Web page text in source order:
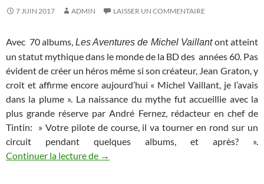
7 JUIN 2017 ADMIN LAISSER UN COMMENTAIRE
Avec 70 albums, Les Aventures de Michel Vaillantont atteint
un statut mythique dans le monde de la BD des années 60. Pas
évident de créer un héros même si son créateur, Jean Graton, y
croit et affirme encore aujourd’hui « Michel Vaillant, je l’avais
dans la plume ». La naissance du mythe fut accueillie avec la
plus grande réserve par André Fernez, rédacteur en chef de
Tintin: » Votre pilote de course, il va tourner en rond sur un
circuit pendant quelques albums, et après? ».
Continuer la lecture de Michel Vaillant, plus qu’ une aventure
→